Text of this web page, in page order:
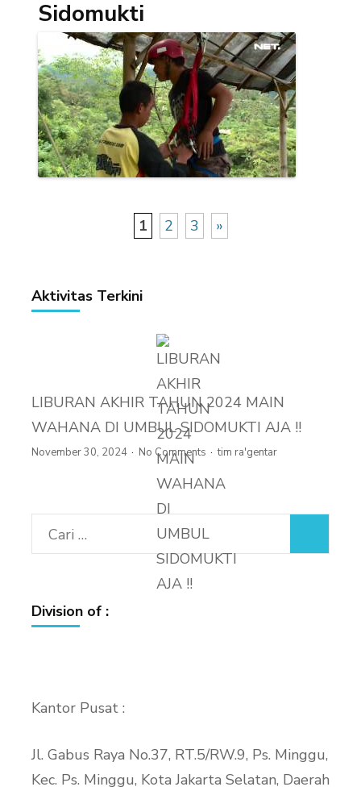
Sidomukti
1 2 3 »
Aktivitas Terkini
LIBURAN AKHIR TAHUN 2024 MAIN
WAHANA DI UMBUL SIDOMUKTI AJA !!
November 30, 2024 No Comments tim ra'gentar
Cari
untuk:
Division of :
Kantor Pusat :
Jl. Gabus Raya No.37, RT.5/RW.9, Ps. Minggu,
Kec. Ps. Minggu, Kota Jakarta Selatan, Daerah